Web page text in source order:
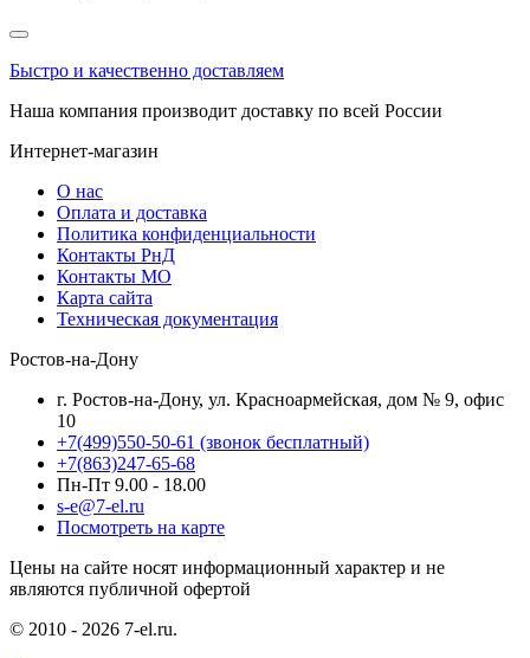
Быстро и качественно доставляем
Наша компания производит доставку по всей России
Интернет-магазин
О нас
Оплата и доставка
Политика конфиденциальности
Контакты РнД
Контакты МО
Карта сайта
Техническая документация
Ростов-на-Дону
г. Ростов-на-Дону, ул. Красноармейская, дом № 9, офис
10
+7(499)550-50-61 (звонок бесплатный)
+7(863)247-65-68
Пн-Пт 9.00 - 18.00
s-e@7-el.ru
Посмотреть на карте
Цены на сайте носят информационный характер и не
являются публичной офертой
© 2010 - 2026 7-el.ru.